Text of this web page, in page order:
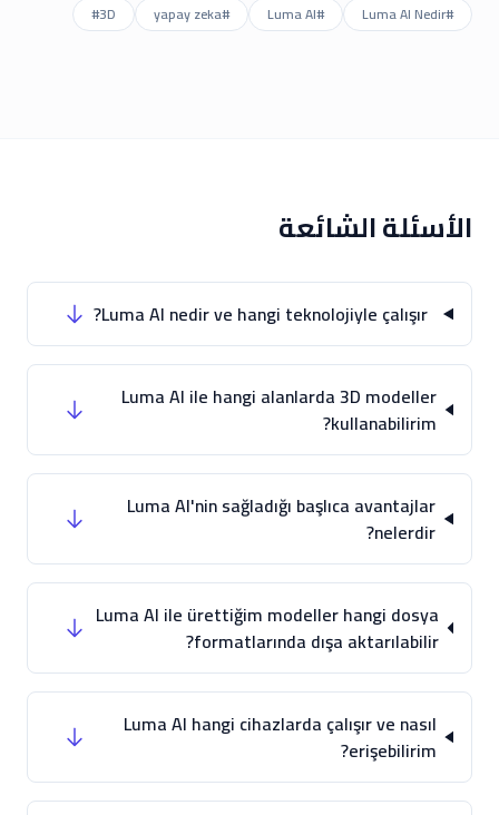
#
Luma AI Nedir
#
Luma AI
#
yapay zeka
#3D
الأسئلة الشائعة
Luma AI nedir ve hangi teknolojiyle çalışır?
Luma AI ile hangi alanlarda 3D modeller
kullanabilirim?
Luma AI'nin sağladığı başlıca avantajlar
nelerdir?
Luma AI ile ürettiğim modeller hangi dosya
formatlarında dışa aktarılabilir?
Luma AI hangi cihazlarda çalışır ve nasıl
erişebilirim?